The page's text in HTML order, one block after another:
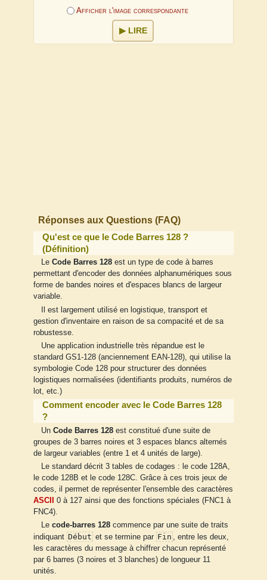
Afficher l'image correspondante
LIRE
Réponses aux Questions (FAQ)
Qu'est ce que le Code Barres 128 ?
(Définition)
Le Code Barres 128est un type de code à barres
permettant d'encoder des données alphanumériques sous
forme de bandes noires et d'espaces blancs de largeur
variable.
Il est largement utilisé en logistique, transport et
gestion d'inventaire en raison de sa compacité et de sa
robustesse.
Une application industrielle très répandue est le
standard GS1-128 (anciennement EAN-128), qui utilise la
symbologie Code 128 pour structurer des données
logistiques normalisées (identifiants produits, numéros de
lot, etc.)
Comment encoder avec le Code Barres 128
?
Un Code Barres 128est constitué d'une suite de
groupes de 3 barres noires et 3 espaces blancs alternés
de largeur variables (entre 1 et 4 unités de large).
Le standard décrit 3 tables de codages : le code 128A,
le code 128B et le code 128C. Grâce à ces trois jeux de
codes, il permet de représenter l'ensemble des caractères
ASCII
0 à 127 ainsi que des fonctions spéciales (FNC1 à
FNC4).
Le code-barres 128commence par une suite de traits
indiquant Début et se termine par Fin , entre les deux,
les caractères du message à chiffrer chacun représenté
par 6 barres (3 noires et 3 blanches) de longueur 11
unités.